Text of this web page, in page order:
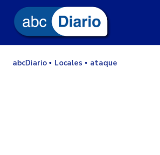
abcDiario Locales ataque